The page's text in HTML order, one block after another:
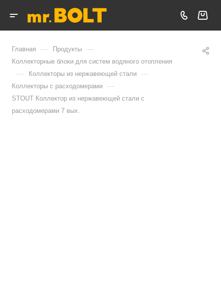
Главная — Продукты —
Коллекторные блоки для систем водяного отопления
— Коллекторы из нержавеющей стали —
Коллекторы с расходомерами —
STOUT Коллектор из нержавеющей стали с
расходомерами 7 вых.